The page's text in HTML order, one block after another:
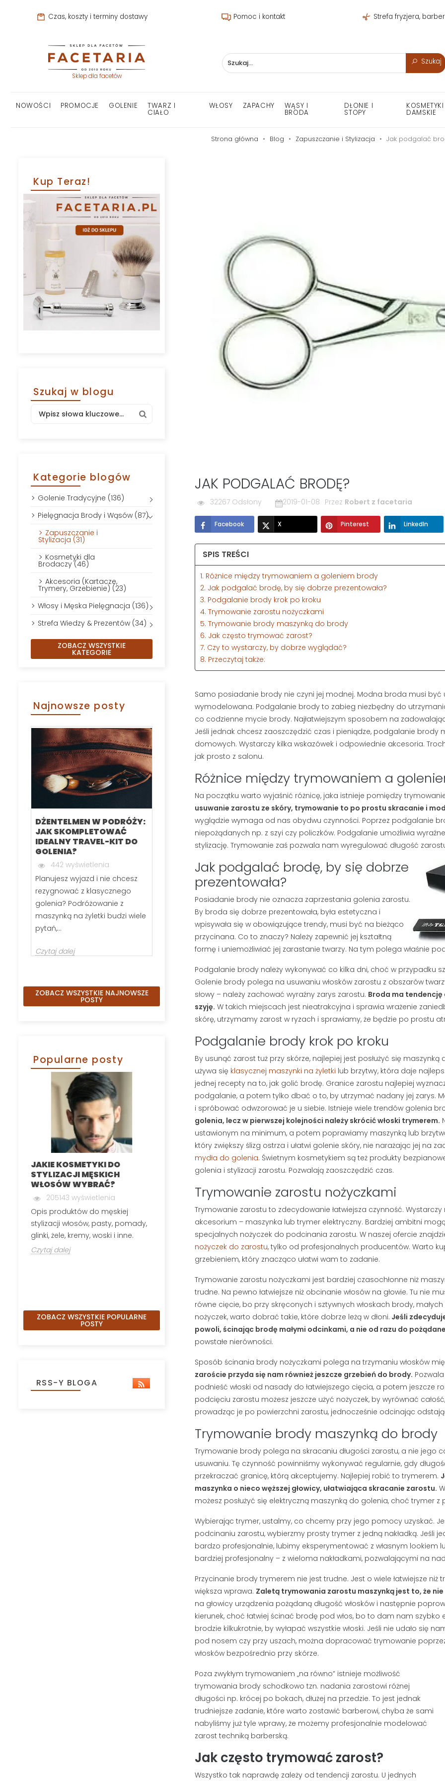
Czas, koszty i terminy dostawy Pomoc i kontakt Strefa fryzjera,
Sklep dla facetów
Szukaj
NOWOŚCI PROMOCJE GOLENIE TWARZ I
CIAŁO
WŁOSY ZAPACHY WĄSY I
BRODA
DŁONIE I
STOPY
KOSMETYKI
DAMSKIE
Strona główna Blog Zapuszczanie i Stylizacja Jak podgalać
Kup Teraz!
Szukaj w blogu
Kategorie blogów
Golenie Tradycyjne (136)
Pielęgnacja Brody i Wąsów (87)
Zapuszczanie i
Stylizacja (31)
Kosmetyki dla
Brodaczy (46)
Akcesoria (Kartacze,
Trymery, Grzebienie) (23)
Włosy i Męska Pielęgnacja (136)
Strefa Wiedzy & Prezentów (34)
ZOBACZ WSZYSTKIE
KATEGORIE
Najnowsze posty
DŻENTELMEN W PODRÓŻY:
JAK SKOMPLETOWAĆ
IDEALNY TRAVEL-KIT DO
GOLENIA?
442 wyświetlenia
Planujesz wyjazd i nie chcesz
rezygnować z klasycznego
golenia? Podróżowanie z
maszynką na żyletki budzi wiele
pytań,...
Czytaj dalej
KARTACZ DO BRODY I
SZCZOTKA DO BRODY –
RANKING NAJLEPSZYCH
MODELI CZERWIEC 2026
291 wyświetlenia
Jeśli zastanawiasz się, czy lepiej
wybrać szczotkę do brody, czy
kartacz, nie jesteś sam.
Odpowiednio dobrane...
Czytaj dalej
DETOKS TWARZY:
DLACZEGO MĘŻCZYZNA
POTRZEBUJE PEELINGU I
GŁĘBOKIEGO
OCZYSZCZANIA?
272 wyświetlenia
wystarczą do pielęgnacji
męskiej twarzy? Jeśli zmagasz
się z szarą cerą lub bolesnymi...
Czytaj dalej
ZOBACZ WSZYSTKIE NAJNOWSZE
POSTY
Popularne posty
JAKIE KOSMETYKI DO
STYLIZACJI MĘSKICH
WŁOSÓW WYBRAĆ?
205143 wyświetlenia
Opis produktów do męskiej
stylizacji włosów, pasty, pomady,
glinki, żele, kremy, woski i inne.
Czytaj dalej
MĘSKA DEPILACJA STREF
INTYMNYCH
199874 wyświetlenia
Męska depilacja stref intymnych
polega na usuwaniu owłosienia z
okolic, które nie są eksponowane.
Czytaj dalej
JAK SKUTECZNIE ZAPUŚCIĆ
BRODĘ I PRZYSPIESZYĆ
POROST ZAROSTU?
PORADNIK BRODACZA
197553 wyświetlenia
Zapuszczanie brody wymaga
czasu, ale tempo jej wzrostu nie
musi zależeć wyłącznie od
ślepego losu. Sprawdź, jak...
Czytaj dalej
ZOBACZ WSZYSTKIE POPULARNE
POSTY
RSS-Y BLOGA
JAK PODGALAĆ BRODĘ?
32267 Odsłony 2019-01-08 Przez Robert z facetaria
Facebook X Pinterest LinkedIn
SPIS TREŚCI
1. Różnice między trymowaniem a goleniem brody
2. Jak podgalać brodę, by się dobrze prezentowała?
3. Podgalanie brody krok po kroku
4. Trymowanie zarostu nożyczkami
5. Trymowanie brody maszynką do brody
6. Jak często trymować zarost?
7. Czy to wystarczy, by dobrze wyglądać?
8. Przeczytaj także:
Samo posiadanie brody nie czyni jej modnej. Modna broda musi być
wymodelowana. Podgalanie brody to zabieg niezbędny do
co codzienne mycie brody. Najłatwiejszym sposobem na
Jeśli jednak chcesz zaoszczędzić czas i pieniądze, podgalanie brody
domowych. Wystarczy kilka wskazówek i odpowiednie akcesoria.
jak prosto z salonu.
Różnice między trymowaniem a
Na początku warto wyjaśnić różnicę, jaka istnieje pomiędzy
usuwanie zarostu ze skóry, trymowanie to po prostu skracanie i
wyglądzie wymaga od nas obydwu czynności. Poprzez podgalanie
niepożądanych np. z szyi czy policzków. Podgalanie umożliwia
stylizację. Trymowanie zaś pozwala nam wyregulować długość
Jak podgalać brodę, by się dobrze
prezentowała?
Posiadanie brody nie oznacza zaprzestania golenia zarostu.
By broda się dobrze prezentowała, była estetyczna i
wpisywała się w obowiązujące trendy, musi być na bieżąco
przycinana. Co to znaczy? Należy zapewnić jej kształtną
formę i uniemożliwiać jej zarastanie twarzy. Na tym polega właśnie
Podgalanie brody należy wykonywać co kilka dni, choć w przypadku
Golenie brody polega na usuwaniu włosków zarostu z obszarów
słowy – należy zachować wyraźny zarys zarostu. Broda ma tendencję
szyję. W takich miejscach jest nieatrakcyjna i sprawia wrażenie
skórę, utrzymamy zarost w ryzach i sprawiamy, że będzie po prostu
Podgalanie brody krok po kroku
By usunąć zarost tuż przy skórze, najlepiej jest posłużyć się
używa się klasycznej maszynki na żyletki lub brzytwy, która daje
jednej recepty na to, jak golić brodę. Granice zarostu najlepiej
podgalanie, a potem tylko dbać o to, by utrzymać nadany jej zarys.
i spróbować odwzorować je u siebie. Istnieje wiele trendów golenia
golenia, lecz w pierwszej kolejności należy skrócić włoski trymerem.
ustawionym na minimum, a potem poprawiamy maszynką lub
który zwiększy ślizg ostrza i ułatwi golenie skóry, nie narażając jej na
mydła do golenia. Świetnym kosmetykiem są też produkty
golenia i stylizacji zarostu. Pozwalają zaoszczędzić czas.
Trymowanie zarostu nożyczkami
Trymowanie zarostu to zdecydowanie łatwiejsza czynność.
akcesorium – maszynka lub trymer elektryczny. Bardziej ambitni
specjalnych nożyczek do podcinania zarostu. W naszej ofercie
nożyczek do zarostu, tylko od profesjonalnych producentów. Warto
grzebieniem, który znacząco ułatwi wam to zadanie.
Trymowanie zarostu nożyczkami jest bardziej czasochłonne niż
trudne. Na pewno łatwiejsze niż obcinanie włosów na głowie. Tu nie
równe cięcie, bo przy skręconych i sztywnych włoskach brody,
nożyczek, warto dobrać takie, które dobrze leżą w dłoni. Jeśli
powoli, ścinając brodę małymi odcinkami, a nie od razu do
powstałe nierówności.
Sposób ścinania brody nożyczkami polega na trzymaniu włosków
zaroście przyda się nam również jeszcze grzebień do brody.
podnieść włoski od nasady do łatwiejszego cięcia, a potem jeszcze
podcięciu zarostu możesz jeszcze użyć nożyczek, by wyrównać
prowadząc je po powierzchni zarostu, jednocześnie odcinając
Trymowanie brody maszynką do brody
Trymowanie brody polega na skracaniu długości zarostu, a nie jego
usuwaniu. Tę czynność powinniśmy wykonywać regularnie, gdy
przekraczać granicę, którą akceptujemy. Najlepiej robić to trymerem.
maszynka o nieco węższej głowicy, ułatwiająca skracanie zarostu.
możesz posłużyć się elektryczną maszynką do golenia, choć trymer
Wybierając trymer, ustalmy, co chcemy przy jego pomocy uzyskać.
podcinaniu zarostu, wybierzmy prosty trymer z jedną nakładką. Jeśli
bardzo profesjonalnie, lubimy eksperymentować z własnym
bardziej profesjonalny – z wieloma nakładkami, pozwalającymi na
Przycinanie brody trymerem nie jest trudne. Jest o wiele łatwiejsze
większa wprawa. Zaletą trymowania zarostu maszynką jest to, że
na głowicy urządzenia pożądaną długość włosków i następnie
kierunek, choć łatwiej ścinać brodę pod włos, bo to dam nam
brodzie kilkukrotnie, by wyłapać wszystkie włoski. Jeśli nie udało się
pod nosem czy przy uszach, można dopracować trymowanie
włosków bezpośrednio przy skórze.
Poza zwykłym trymowaniem „na równo” istnieje możliwość
trymowania brody schodkowo tzn. nadania zarostowi różnej
długości np. krócej po bokach, dłużej na przedzie. To jest jednak
trudniejsze zadanie, które warto zostawić barberowi, chyba że sami
nabyliśmy już tyle wprawy, że możemy profesjonalnie modelować
zarost techniką barberską.
Jak często trymować zarost?
Wszystko tak naprawdę zależy od tendencji zarostu. U jednych